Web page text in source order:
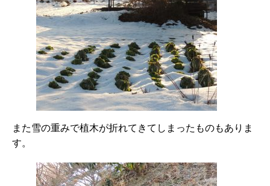
また雪の重みで植木が折れてきてしまったものもありま
す。